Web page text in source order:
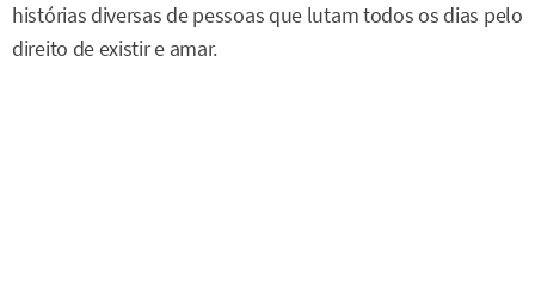
histórias diversas de pessoas que lutam todos os dias pelo
direito de existir e amar.